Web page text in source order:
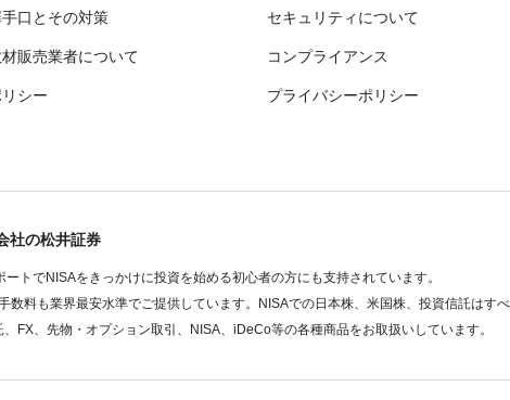
口とその対策 セキュリティについて
販売業者について コンプライアンス
シー プライバシーポリシー
社の松井証券
トでNISAをきっかけに投資を始める初心者の方にも支持されています。
料も業界最安水準でご提供しています。NISAでの日本株、米国株、投資信託はす
FX、先物・オプション取引、NISA、iDeCo等の各種商品をお取扱いしています。